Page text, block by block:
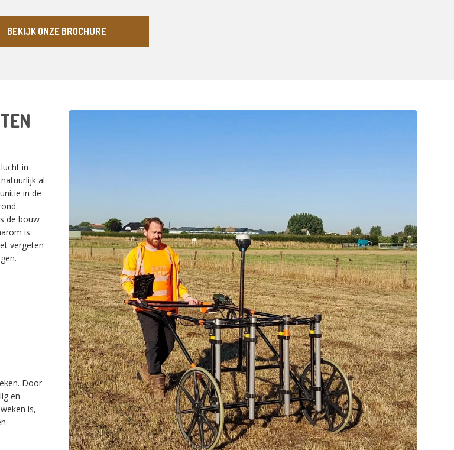
BEKIJK ONZE BROCHURE
in
al
in de
de bouw
is
vergeten
Door
en
is,
SWITCH THE LANGUAGE
Français Deutsch